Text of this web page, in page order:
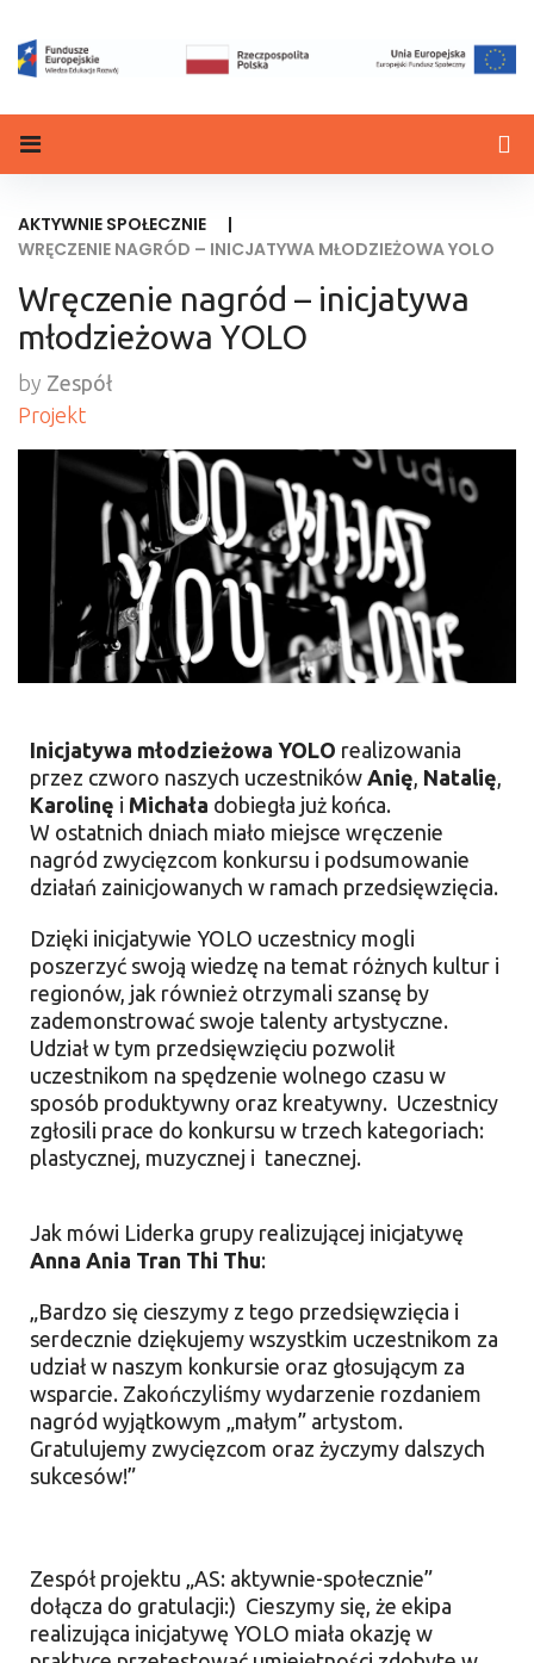
AKTYWNIE SPOŁECZNIE
|
WRĘCZENIE NAGRÓD – INICJATYWA MŁODZIEŻOWA YOLO
Wręczenie nagród – inicjatywa
młodzieżowa YOLO
by Zespół
Projekt
Inicjatywa młodzieżowa YOLO realizowania
przez czworo naszych uczestników Anię, Natalię,
Karolinę i Michała dobiegła już końca.
W ostatnich dniach miało miejsce wręczenie
nagród zwycięzcom konkursu i podsumowanie
działań zainicjowanych w ramach przedsięwzięcia.
Dzięki inicjatywie YOLO uczestnicy mogli
poszerzyć swoją wiedzę na temat różnych kultur i
regionów, jak również otrzymali szansę by
zademonstrować swoje talenty artystyczne.
Udział w tym przedsięwzięciu pozwolił
uczestnikom na spędzenie wolnego czasu w
sposób produktywny oraz kreatywny. Uczestnicy
zgłosili prace do konkursu w trzech kategoriach:
plastycznej, muzycznej i tanecznej.
Jak mówi Liderka grupy realizującej inicjatywę
Anna Ania Tran Thi Thu:
„Bardzo się cieszymy z tego przedsięwzięcia i
serdecznie dziękujemy wszystkim uczestnikom za
udział w naszym konkursie oraz głosującym za
wsparcie. Zakończyliśmy wydarzenie rozdaniem
nagród wyjątkowym „małym” artystom.
Gratulujemy zwycięzcom oraz życzymy dalszych
sukcesów!”
Zespół projektu „AS: aktywnie-społecznie”
dołącza do gratulacji:) Cieszymy się, że ekipa
realizująca inicjatywę YOLO miała okazję w